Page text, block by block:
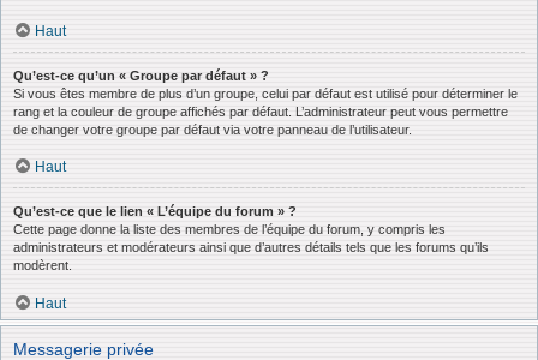
Haut
Qu’est-ce qu’un « Groupe par défaut » ?
Si vous êtes membre de plus d’un groupe, celui par défaut est utilisé pour déterminer le
rang et la couleur de groupe affichés par défaut. L’administrateur peut vous permettre
de changer votre groupe par défaut via votre panneau de l’utilisateur.
Haut
Qu’est-ce que le lien « L’équipe du forum » ?
Cette page donne la liste des membres de l’équipe du forum, y compris les
administrateurs et modérateurs ainsi que d’autres détails tels que les forums qu’ils
modèrent.
Haut
Messagerie privée